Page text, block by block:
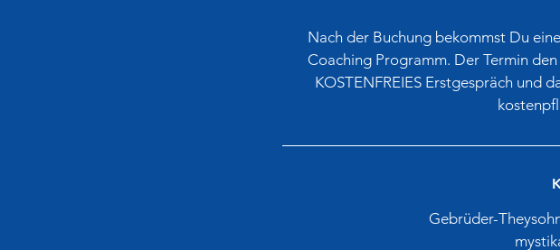
Nach der Buchung bekommst Du
Coaching Programm. Der Termin
KOSTENFREIES Erstgespräch und
Gebrüder-